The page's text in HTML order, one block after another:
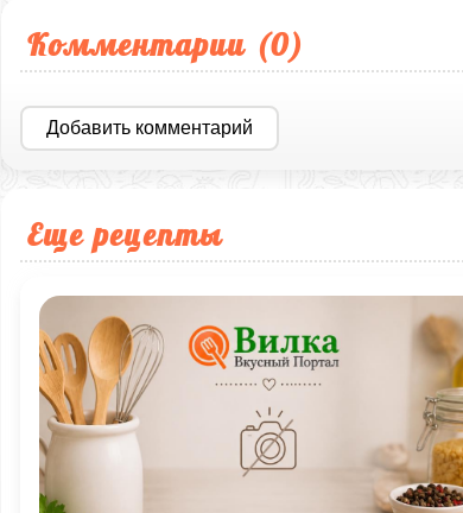
Комментарии (0)
Добавить комментарий
Еще рецепты